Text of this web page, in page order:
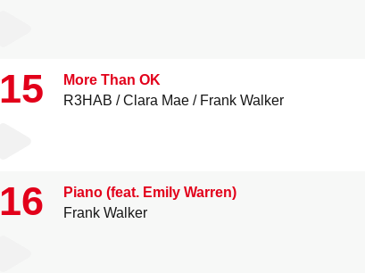
15
More Than OK
R3HAB
Clara Mae Frank Walker
16
Piano (feat. Emily Warren)
Frank Walker